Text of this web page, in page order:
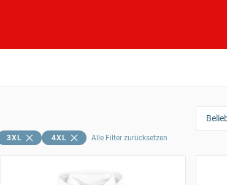
3XL 4XL Alle Filter zurücksetzen